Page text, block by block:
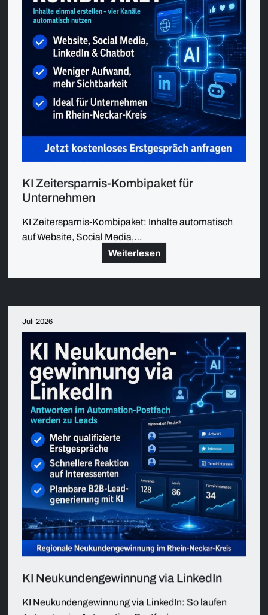
KI Zeitersparnis-Kombipaket für
Unternehmen
KI Zeitersparnis-Kombipaket: Inhalte automatisch
auf Website, Social Media,…
Weiterlesen
Juli 2026
KI Neukundengewinnung via LinkedIn
KI Neukundengewinnung via LinkedIn: So laufen